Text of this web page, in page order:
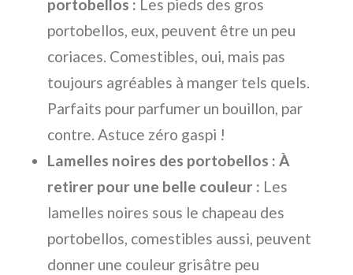
portobellos : Les pieds des gros
portobellos, eux, peuvent être un peu
coriaces. Comestibles, oui, mais pas
toujours agréables à manger tels quels.
Parfaits pour parfumer un bouillon, par
contre. Astuce zéro gaspi !
Lamelles noires des portobellos : À
retirer pour une belle couleur : Les
lamelles noires sous le chapeau des
portobellos, comestibles aussi, peuvent
donner une couleur grisâtre peu